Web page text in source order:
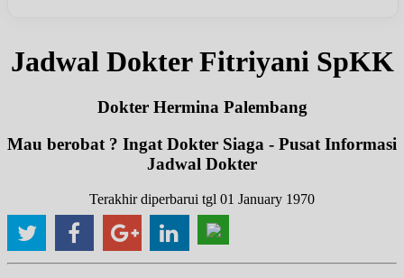
Jadwal Dokter Fitriyani SpKK
Dokter Hermina Palembang
Mau berobat ? Ingat Dokter Siaga - Pusat Informasi
Jadwal Dokter
Terakhir diperbarui tgl 01 January 1970